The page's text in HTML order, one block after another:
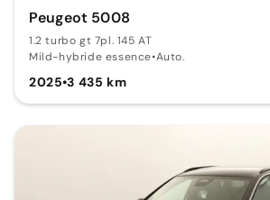
Peugeot 5008
1.2 turbo gt 7pl. 145 AT
Mild-hybride essence•Auto.
2025•3 435 km